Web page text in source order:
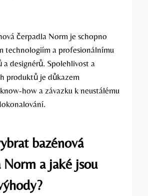
čerpadla Norm je schopno
technologiím a profesionálnímu
designérů. Spolehlivost a
produktů je důkazem
how a závazku k neustálému
bazénová
Norm a jaké jsou
?